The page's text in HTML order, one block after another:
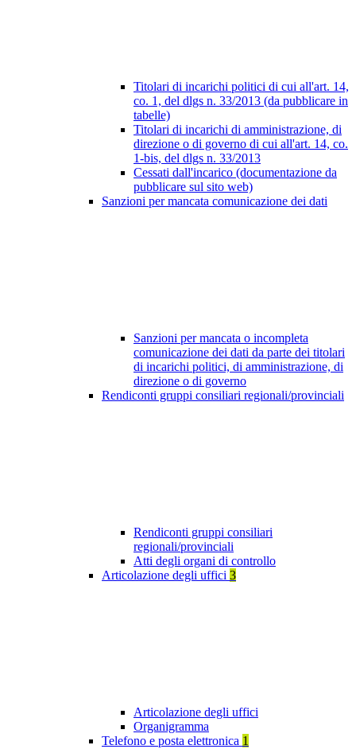
Titolari di incarichi politici di cui all'art. 14,
co. 1, del dlgs n. 33/2013 (da pubblicare in
tabelle)
Titolari di incarichi di amministrazione, di
direzione o di governo di cui all'art. 14, co.
1-bis, del dlgs n. 33/2013
Cessati dall'incarico (documentazione da
pubblicare sul sito web)
Sanzioni per mancata comunicazione dei dati
Sanzioni per mancata o incompleta
comunicazione dei dati da parte dei titolari
di incarichi politici, di amministrazione, di
direzione o di governo
Rendiconti gruppi consiliari regionali/provinciali
Rendiconti gruppi consiliari
regionali/provinciali
Atti degli organi di controllo
Articolazione degli uffici 3
Articolazione degli uffici
Organigramma
Telefono e posta elettronica 1